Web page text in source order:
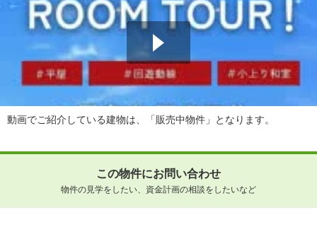
動画でご紹介している建物は、「販売中物件」となります。
この物件にお問い合わせ
物件の見学をしたい、資金計画の相談をしたいなど